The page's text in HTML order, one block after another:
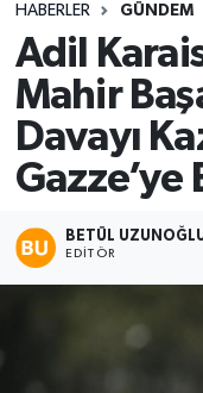
HABERLER GÜNDEM
Adil
Mahir
Davayı
Gazze’ye
BETÜL
EDITÖR
Ekonomi
Spor
Savunma -
Süper Lig
Tüm
Son Dakika